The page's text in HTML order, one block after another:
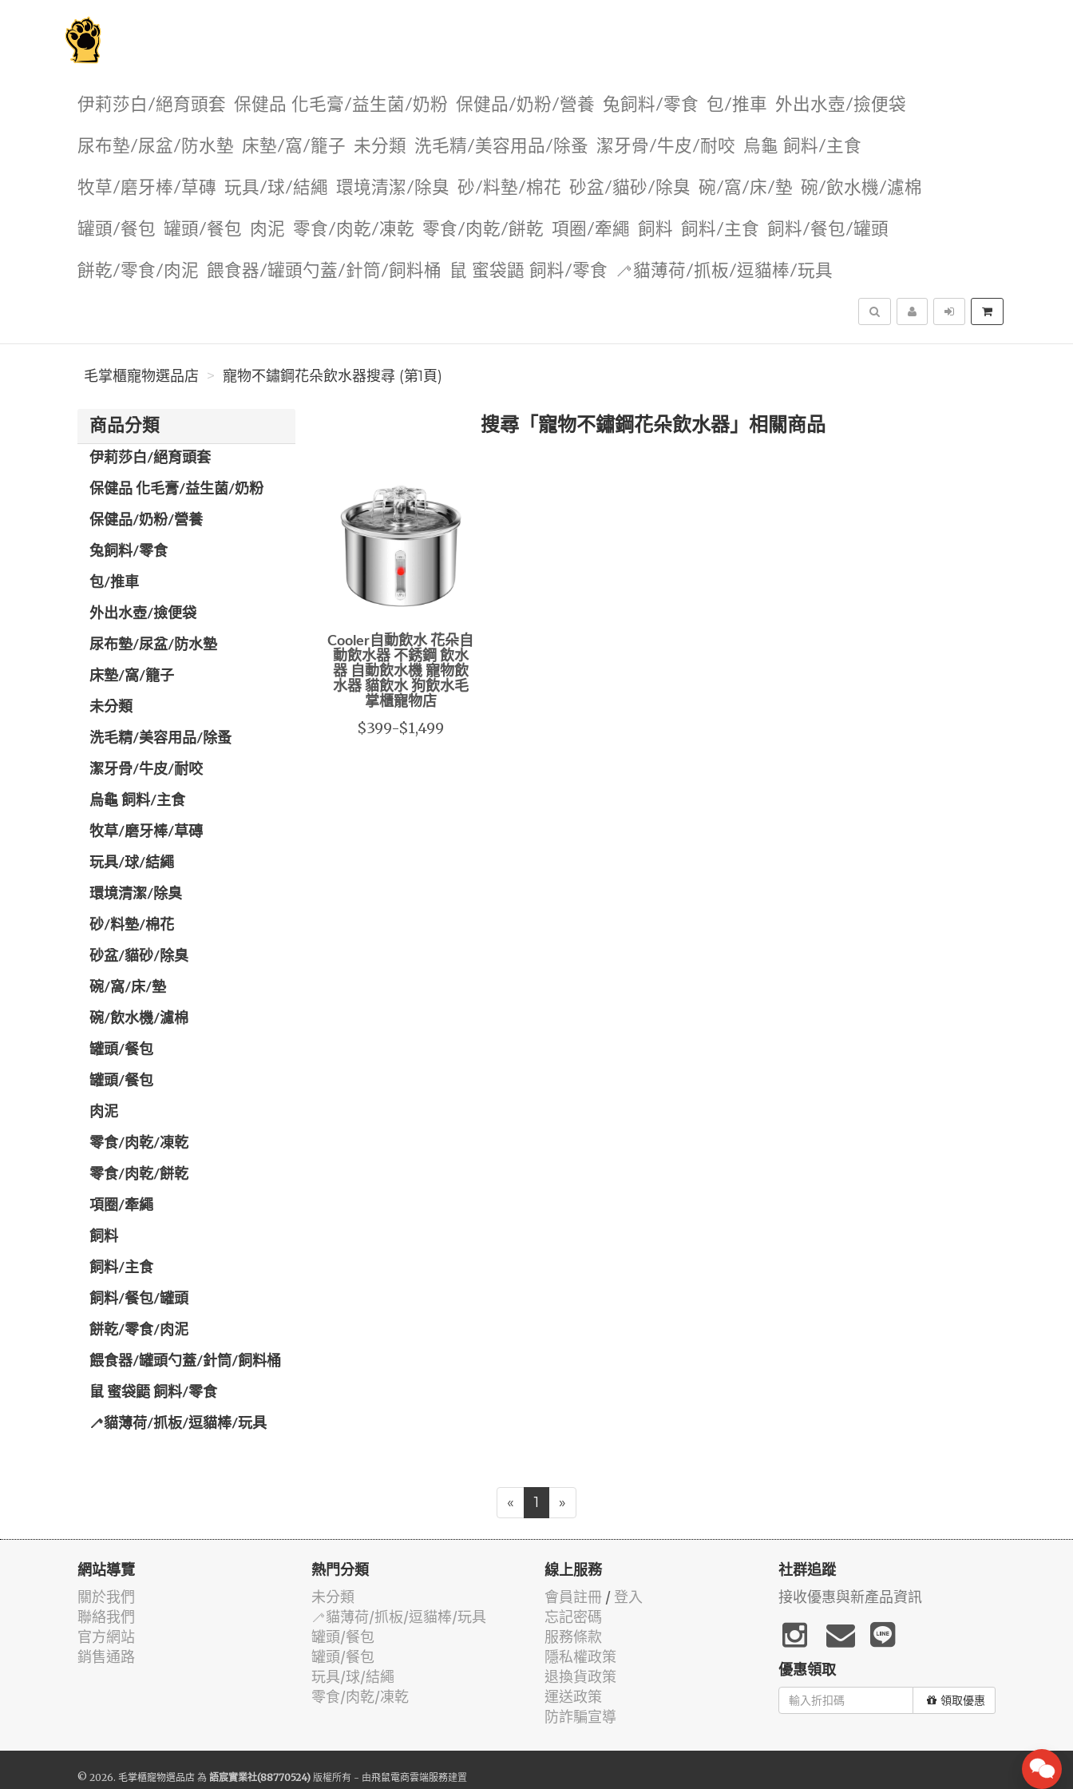
伊莉莎白/絕育頭套 保健品 化毛膏/益生菌/奶粉 保健品/奶粉/營養 兔飼料/零食 包/推車 外出水壺/撿便袋
尿布墊/尿盆/防水墊 ️床墊/窩/籠子 未分類 洗毛精/美容用品/除蚤 潔牙骨/牛皮/耐咬 烏龜 飼料/主食
牧草/磨牙棒/草磚 玩具/球/結繩 環境清潔/除臭 砂/料墊/棉花 砂盆/貓砂/除臭 碗/窩/床/墊 碗/飲水機/濾棉
罐頭/餐包 罐頭/餐包 肉泥 零食/肉乾/凍乾 零食/肉乾/餅乾 項圈/牽繩 飼料 飼料/主食 飼料/餐包/罐頭
餅乾/零食/肉泥 餵食器/罐頭勺蓋/針筒/飼料桶 鼠 蜜袋鼯 飼料/零食 🦯貓薄荷/抓板/逗貓棒/玩具
搜尋
毛掌櫃寵物選品店 寵物不鏽鋼花朵飲水器搜尋 (第1頁)
商品分類
伊莉莎白/絕育頭套
保健品 化毛膏/益生菌/奶粉
保健品/奶粉/營養
兔飼料/零食
包/推車
外出水壺/撿便袋
尿布墊/尿盆/防水墊
️床墊/窩/籠子
未分類
洗毛精/美容用品/除蚤
潔牙骨/牛皮/耐咬
烏龜 飼料/主食
牧草/磨牙棒/草磚
玩具/球/結繩
環境清潔/除臭
砂/料墊/棉花
砂盆/貓砂/除臭
碗/窩/床/墊
碗/飲水機/濾棉
罐頭/餐包
罐頭/餐包
肉泥
零食/肉乾/凍乾
零食/肉乾/餅乾
項圈/牽繩
飼料
飼料/主食
飼料/餐包/罐頭
餅乾/零食/肉泥
餵食器/罐頭勺蓋/針筒/飼料桶
鼠 蜜袋鼯 飼料/零食
🦯貓薄荷/抓板/逗貓棒/玩具
搜尋「寵物不鏽鋼花朵飲水器」相關商品
Cooler自動飲水 花朵自
動飲水器 不銹鋼 飲水
器 自動飲水機 寵物飲
水器 貓飲水 狗飲水毛
掌櫃寵物店
$399-$1,499
« 1 »
網站導覽
關於我們
聯絡我們
官方網站
銷售通路
熱門分類
未分類
🦯貓薄荷/抓板/逗貓棒/玩具
罐頭/餐包
罐頭/餐包
玩具/球/結繩
零食/肉乾/凍乾
線上服務
會員註冊 / 登入
忘記密碼
服務條款
隱私權政策
退換貨政策
運送政策
防詐騙宣導
社群追蹤
接收優惠與新產品資訊
優惠領取
領取優惠
© 2026. 毛掌櫃寵物選品店 為 語宸實業社(88770524) 版權所有 - 由飛鼠電商雲端服務建置